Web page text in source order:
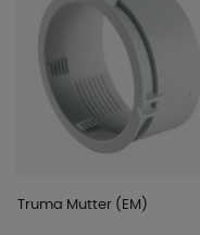
Truma Mutter (EM)